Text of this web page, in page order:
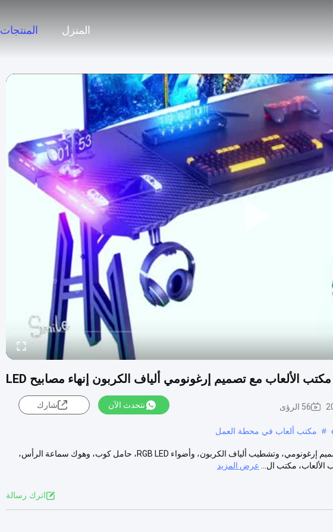
المنزل المنتجات
مكتب الألعاب مع تصميم إرغونومي ألياف الكربون إنهاء مصابيح LED
56 الرؤى نتحدث الآن شارك
# مكتب ألعاب في محطة العمل
طاولة ألعاب الفتيان وصف المنتجات مكتب ألعاب مع تصميم إرغونومي، وتشطيب ألياف الكربون، وأضواء RGB LED، حامل كوب، وهوك سماعة الرأس،
الألعاب، مكتب ال...
عرض المزيد
اترك رسالة